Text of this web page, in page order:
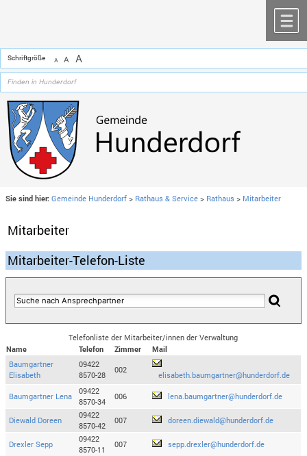
Schriftgröße A A A
Sie sind hier: Gemeinde Hunderdorf > Rathaus & Service > Rathaus > Mitarbeiter
Mitarbeiter
Mitarbeiter-Telefon-Liste
Telefonliste der Mitarbeiter/innen der Verwaltung
Name
Telefon Zimmer
Mail
Baumgartner
Elisabeth
09422
8570-28
002
elisabeth.baumgartner@hunderdorf.de
Baumgartner Lena
09422
8570-34
006 lena.baumgartner@hunderdorf.de
Diewald Doreen
09422
8570-42
007 doreen.diewald@hunderdorf.de
Drexler Sepp
09422
8570-11
007 sepp.drexler@hunderdorf.de